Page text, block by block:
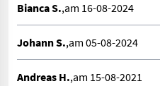
Bianca S.,am 16-08-2024
Johann S.,am 05-08-2024
Andreas H.,am 15-08-2021